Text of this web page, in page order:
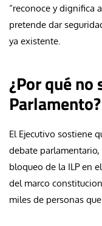
“reconoce y dignifica
pretende dar
ya existente.
¿Por qué
Parlamento?
El Ejecutivo sostiene
debate
bloqueo de la ILP en
del marco
miles de personas